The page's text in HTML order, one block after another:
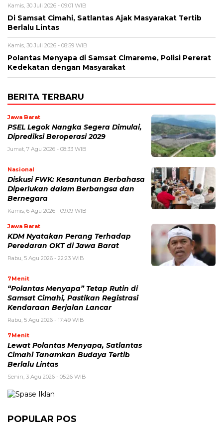
Kamis, 30 Juli 2026 - 09:01 WIB
Di Samsat Cimahi, Satlantas Ajak Masyarakat Tertib
Berlalu Lintas
Kamis, 30 Juli 2026 - 08:59 WIB
Polantas Menyapa di Samsat Cimareme, Polisi Pererat
Kedekatan dengan Masyarakat
BERITA TERBARU
Jawa Barat
PSEL Legok Nangka Segera Dimulai,
Diprediksi Beroperasi 2029
Jumat, 7 Agu 2026 - 08:33 WIB
Nasional
Diskusi FWK: Kesantunan Berbahasa
Diperlukan dalam Berbangsa dan
Bernegara
Kamis, 6 Agu 2026 - 09:09 WIB
Jawa Barat
KDM Nyatakan Perang Terhadap
Peredaran OKT di Jawa Barat
Rabu, 5 Agu 2026 - 22:23 WIB
7Menit
“Polantas Menyapa” Tetap Rutin di
Samsat Cimahi, Pastikan Registrasi
Kendaraan Berjalan Lancar
Rabu, 5 Agu 2026 - 17:49 WIB
7Menit
Lewat Polantas Menyapa, Satlantas
Cimahi Tanamkan Budaya Tertib
Berlalu Lintas
Senin, 3 Agu 2026 - 05:26 WIB
POPULAR POS